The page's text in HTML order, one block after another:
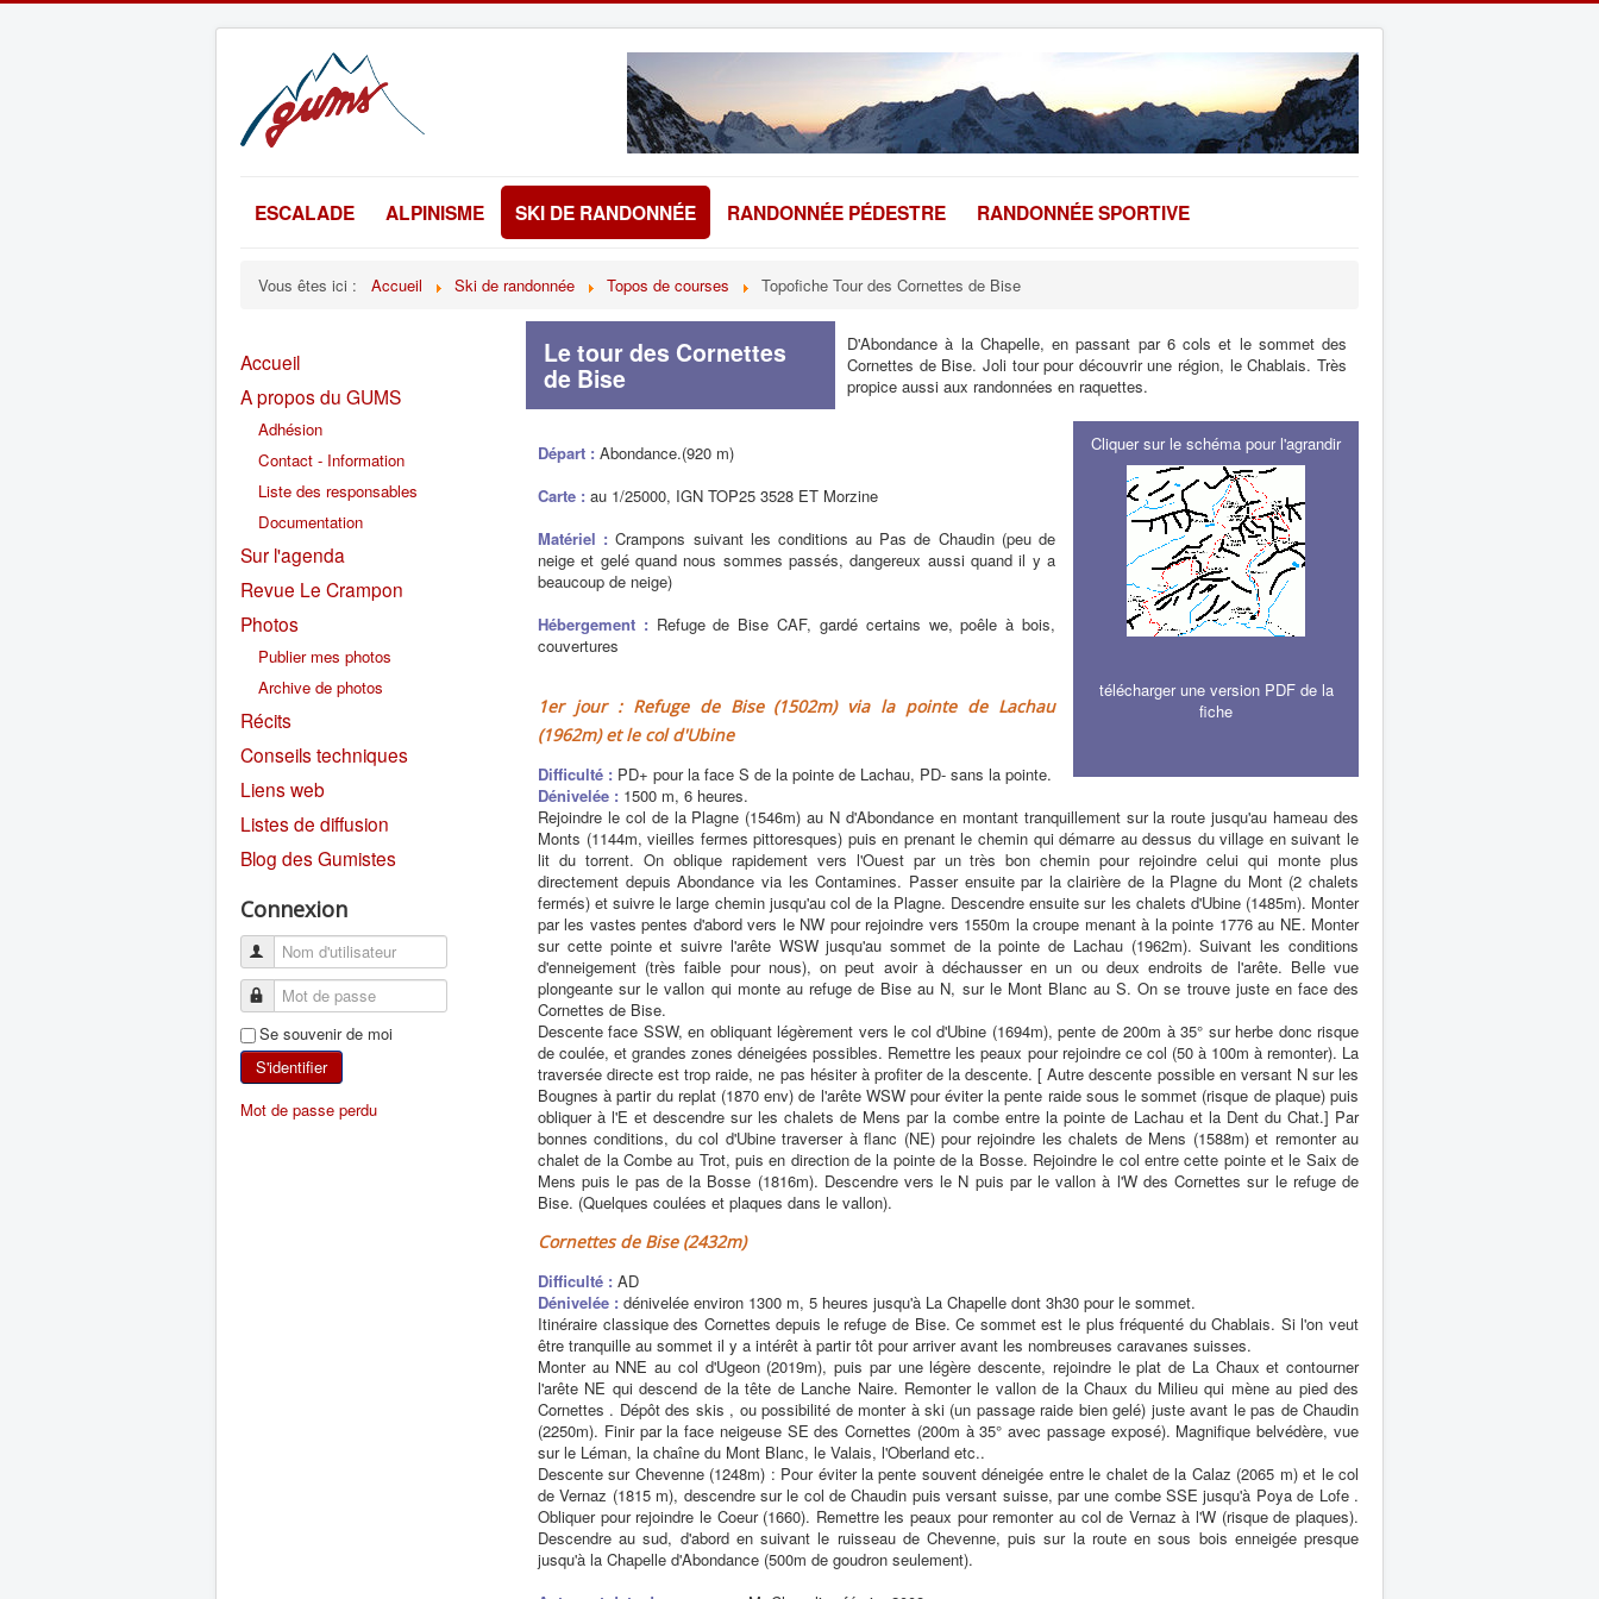
ESCALADE ALPINISME SKI DE RANDONNÉE RANDONNÉE PÉDESTRE RANDONNÉE SPORTIVE
Vous êtes ici : Accueil Ski de randonnée Topos de courses Topofiche Tour des Cornettes de Bise
Accueil
A propos du GUMS
Adhésion
Contact - Information
Liste des responsables
Documentation
Sur l'agenda
Revue Le Crampon
Photos
Publier mes photos
Archive de photos
Récits
Conseils techniques
Liens web
Listes de diffusion
Blog des Gumistes
Connexion
Se souvenir de moi
S'identifier
Mot de passe perdu
Le tour des Cornettes
de Bise
D'Abondance à la Chapelle, en passant par 6 cols et le sommet des
Cornettes de Bise. Joli tour pour découvrir une région, le Chablais. Très
propice aussi aux randonnées en raquettes.
Cliquer sur le schéma pour l'agrandir
télécharger une version PDF de la
fiche
Départ : Abondance.(920 m)
Carte : au 1/25000, IGN TOP25 3528 ET Morzine
Matériel :Crampons suivant les conditions au Pas de Chaudin (peu de
neige et gelé quand nous sommes passés, dangereux aussi quand il y a
beaucoup de neige)
Hébergement : Refuge de Bise CAF, gardé certains we, poêle à bois,
couvertures
1er jour : Refuge de Bise (1502m) via la pointe de Lachau
(1962m) et le col d'Ubine
Difficulté : PD+ pour la face S de la pointe de Lachau, PD- sans la pointe.
Dénivelée : 1500 m, 6 heures.
Rejoindre le col de la Plagne (1546m) au N d'Abondance en montant tranquillement sur la route jusqu'au hameau des
Monts (1144m, vieilles fermes pittoresques) puis en prenant le chemin qui démarre au dessus du village en suivant le
lit du torrent. On oblique rapidement vers l'Ouest par un très bon chemin pour rejoindre celui qui monte plus
directement depuis Abondance via les Contamines. Passer ensuite par la clairière de la Plagne du Mont (2 chalets
fermés) et suivre le large chemin jusqu'au col de la Plagne. Descendre ensuite sur les chalets d'Ubine (1485m). Monter
par les vastes pentes d'abord vers le NW pour rejoindre vers 1550m la croupe menant à la pointe 1776 au NE. Monter
sur cette pointe et suivre l'arête WSW jusqu'au sommet de la pointe de Lachau (1962m). Suivant les conditions
d'enneigement (très faible pour nous), on peut avoir à déchausser en un ou deux endroits de l'arête. Belle vue
plongeante sur le vallon qui monte au refuge de Bise au N, sur le Mont Blanc au S. On se trouve juste en face des
Cornettes de Bise.
Descente face SSW, en obliquant légèrement vers le col d'Ubine (1694m), pente de 200m à 35° sur herbe donc risque
de coulée, et grandes zones déneigées possibles. Remettre les peaux pour rejoindre ce col (50 à 100m à remonter). La
traversée directe est trop raide, ne pas hésiter à profiter de la descente. [ Autre descente possible en versant N sur les
Bougnes à partir du replat (1870 env) de l'arête WSW pour éviter la pente raide sous le sommet (risque de plaque) puis
obliquer à l'E et descendre sur les chalets de Mens par la combe entre la pointe de Lachau et la Dent du Chat.] Par
bonnes conditions, du col d'Ubine traverser à flanc (NE) pour rejoindre les chalets de Mens (1588m) et remonter au
chalet de la Combe au Trot, puis en direction de la pointe de la Bosse. Rejoindre le col entre cette pointe et le Saix de
Mens puis le pas de la Bosse (1816m). Descendre vers le N puis par le vallon à l'W des Cornettes sur le refuge de
Bise. (Quelques coulées et plaques dans le vallon).
Cornettes de Bise (2432m)
Difficulté : AD
Dénivelée : dénivelée environ 1300 m, 5 heures jusqu'à La Chapelle dont 3h30 pour le sommet.
Itinéraire classique des Cornettes depuis le refuge de Bise. Ce sommet est le plus fréquenté du Chablais. Si l'on veut
être tranquille au sommet il y a intérêt à partir tôt pour arriver avant les nombreuses caravanes suisses.
Monter au NNE au col d'Ugeon (2019m), puis par une légère descente, rejoindre le plat de La Chaux et contourner
l'arête NE qui descend de la tête de Lanche Naire. Remonter le vallon de la Chaux du Milieu qui mène au pied des
Cornettes . Dépôt des skis , ou possibilité de monter à ski (un passage raide bien gelé) juste avant le pas de Chaudin
(2250m). Finir par la face neigeuse SE des Cornettes (200m à 35° avec passage exposé). Magnifique belvédère, vue
sur le Léman, la chaîne du Mont Blanc, le Valais, l'Oberland etc..
Descente sur Chevenne (1248m) : Pour éviter la pente souvent déneigée entre le chalet de la Calaz (2065 m) et le col
de Vernaz (1815 m), descendre sur le col de Chaudin puis versant suisse, par une combe SSE jusqu'à Poya de Lofe .
Obliquer pour rejoindre le Coeur (1660). Remettre les peaux pour remonter au col de Vernaz à l'W (risque de plaques).
Descendre au sud, d'abord en suivant le ruisseau de Chevenne, puis sur la route en sous bois enneigée presque
jusqu'à la Chapelle d'Abondance (500m de goudron seulement).